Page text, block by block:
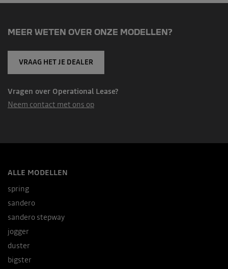
MEER WETEN OVER ONZE MODELLEN?
VRAAG HET JE DEALER
Vragen over Operational Lease?
Neem contact met ons op
ALLE MODELLEN
spring
sandero
sandero stepway
jogger
duster
bigster